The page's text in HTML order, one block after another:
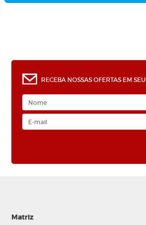
RECEBA NOSSAS OFERTAS EM
Matriz